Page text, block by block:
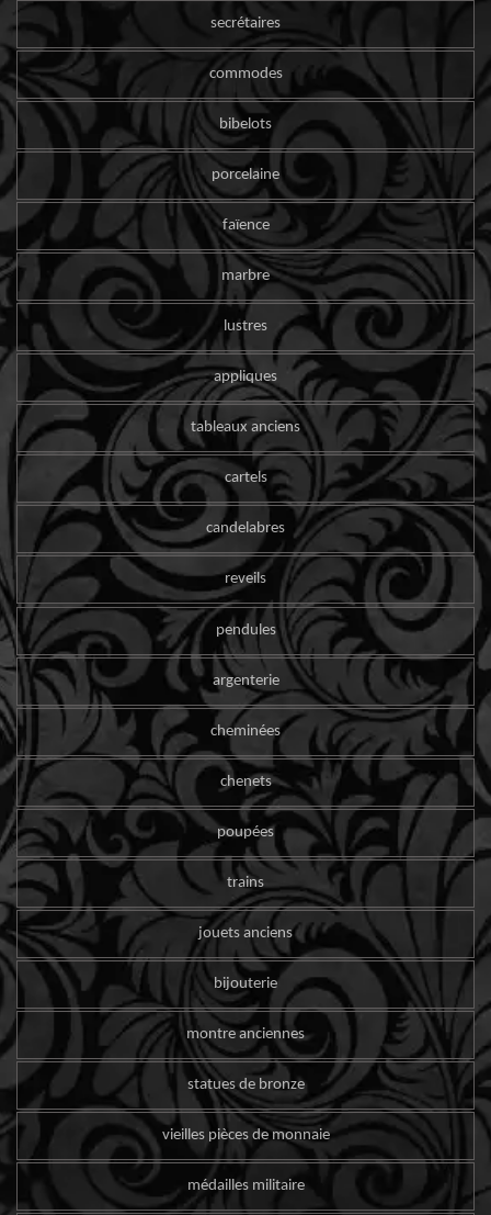
secrétaires
commodes
bibelots
porcelaine
faïence
marbre
lustres
appliques
tableaux anciens
cartels
candelabres
reveils
pendules
argenterie
cheminées
chenets
poupées
trains
jouets anciens
bijouterie
montre anciennes
statues de bronze
vieilles pièces de monnaie
médailles militaire